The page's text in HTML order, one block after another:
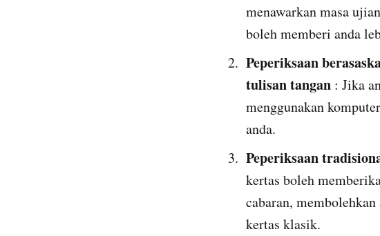
menawarkan masa
boleh memberi anda
Peperiksaan
tulisan tangan : Jika
menggunakan
anda.
Peperiksaan
kertas boleh
cabaran,
kertas klasik.